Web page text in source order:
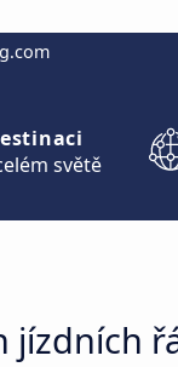
světě
jízdních